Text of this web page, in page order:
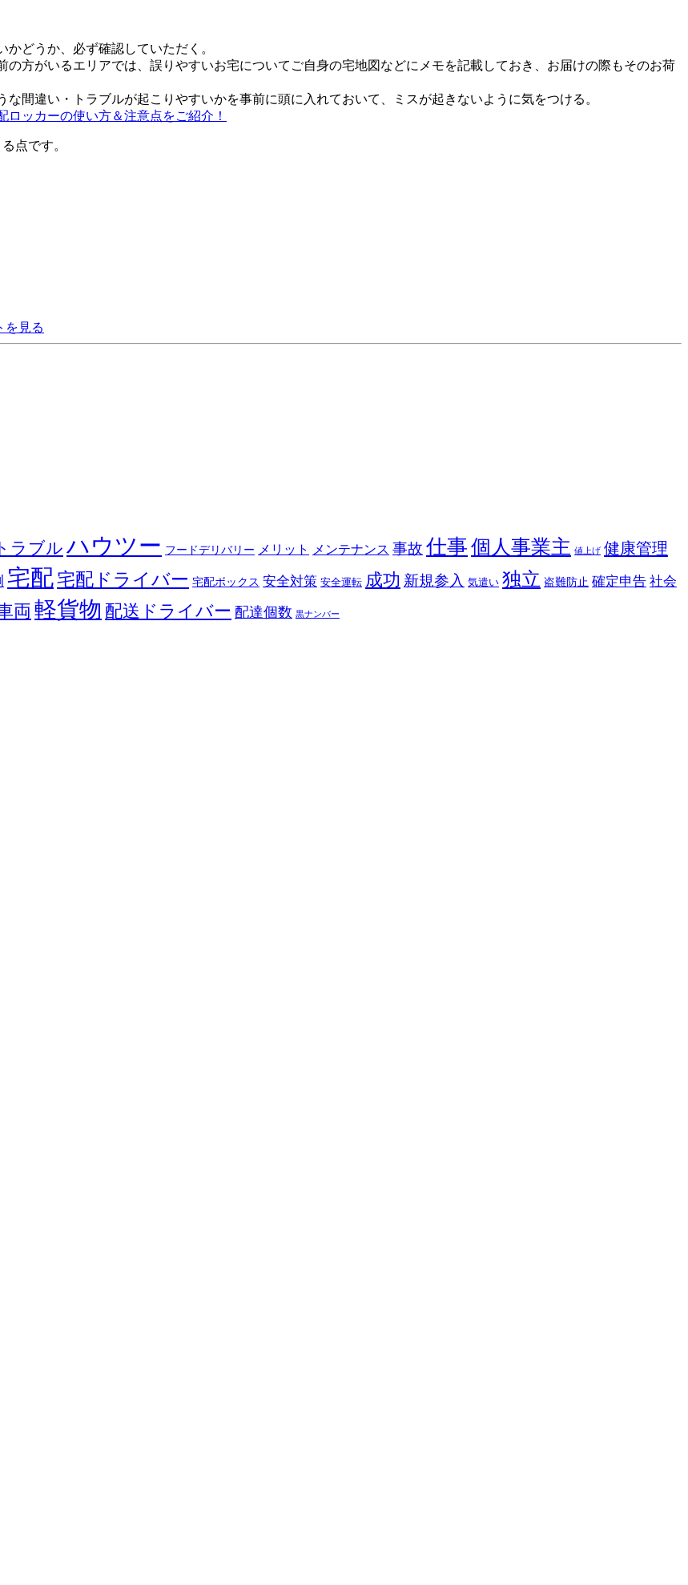
どうか、必ず確認していただく。
方がいるエリアでは、誤りやすいお宅についてご自身の宅地図などにメモを記載しておき、お届けの際もそのお荷
間違い・トラブルが起こりやすいかを事前に頭に入れておいて、ミスが起きないように気をつける。
ロッカーの使い方＆注意点をご紹介！
点です。
ラブル ハウツー フードデリバリー メリット メンテナンス 事故 仕事個人事業主 値上げ 健康管理
宅配宅配ドライバー 宅配ボックス 安全対策 安全運転 成功 新規参入 気遣い 独立 盗難防止 確定申告 社会
両 軽貨物 配送ドライバー 配達個数 黒ナンバー